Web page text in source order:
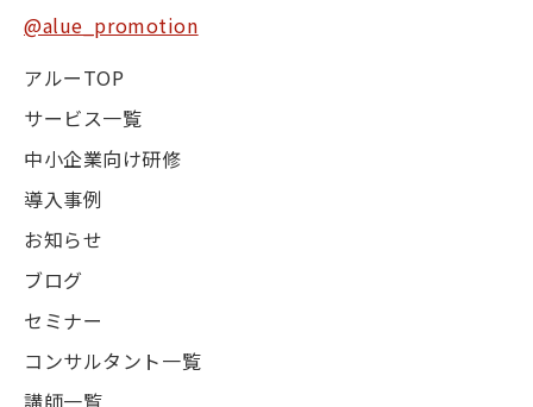
@alue_promotion
アルーTOP
サービス一覧
中小企業向け研修
導入事例
お知らせ
ブログ
セミナー
コンサルタント一覧
講師一覧